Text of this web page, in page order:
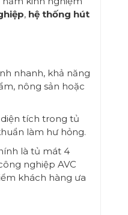
, hệ thống hút
nhanh, khả năng
nông sản hoặc
tích trong tủ
làm hư hỏng.
là tủ mát 4
nghiệp AVC
khách hàng ưa